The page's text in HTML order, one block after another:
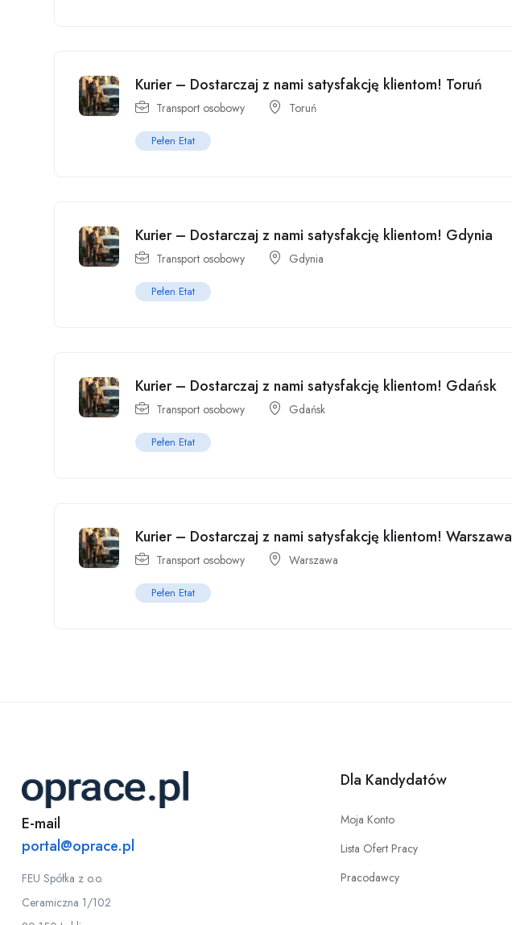
Kurier – Dostarczaj z nami satysfakcję klientom! Toruń
Transport osobowy Toruń
Pełen Etat
Kurier – Dostarczaj z nami satysfakcję klientom! Gdynia
Transport osobowy Gdynia
Pełen Etat
Kurier – Dostarczaj z nami satysfakcję klientom! Gdańsk
Transport osobowy Gdańsk
Pełen Etat
Kurier – Dostarczaj z nami satysfakcję klientom! Warszawa
Transport osobowy Warszawa
Pełen Etat
E-mail
portal@oprace.pl
FEU Spółka z o.o.
Ceramiczna 1/102
Dla Kandydatów
Moja Konto
Lista Ofert Pracy
Pracodawcy